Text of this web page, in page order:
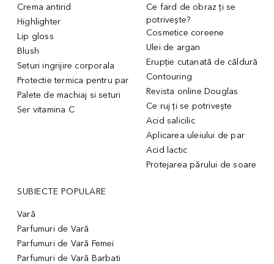
Crema antirid
Highlighter
Lip gloss
Blush
Seturi ingrijire corporala
Protectie termica pentru par
Palete de machiaj si seturi
Ser vitamina C
Ce fard de obraz ți se
potrivește?
Cosmetice coreene
Ulei de argan
Erupție cutanată de căldură
Contouring
Revista online Douglas
Ce ruj ți se potrivește
Acid salicilic
Aplicarea uleiului de par
Acid lactic
Protejarea părului de soare
SUBIECTE POPULARE
Vară
Parfumuri de Vară
Parfumuri de Vară Femei
Parfumuri de Vară Barbati